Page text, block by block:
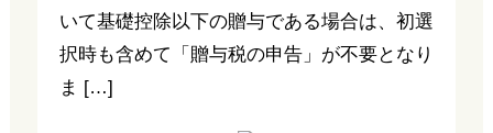
いて基礎控除以下の贈与である場合は、初選
択時も含めて「贈与税の申告」が不要となり
ま […]